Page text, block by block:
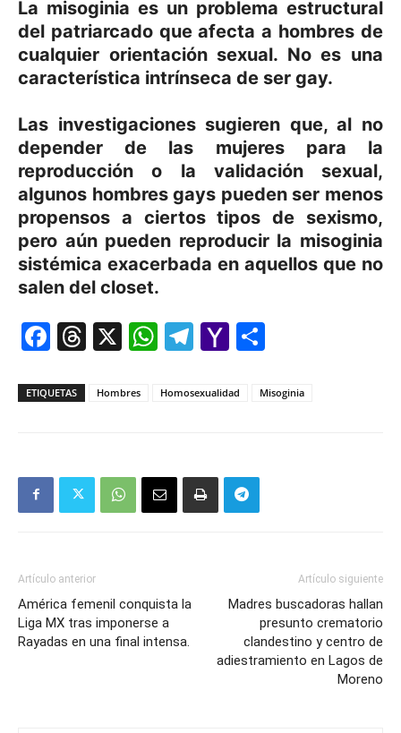
La misoginia es un problema estructural
del patriarcado que afecta a hombres de
cualquier orientación sexual. No es una
característica intrínseca de ser gay.
Las investigaciones sugieren que, al no
depender de las mujeres para la
reproducción o la validación sexual,
algunos hombres gays pueden ser menos
propensos a ciertos tipos de sexismo,
pero aún pueden reproducir la misoginia
sistémica exacerbada en aquellos que no
salen del closet.
Facebook
Threads
X WhatsApp
Telegram
Yahoo
ETIQUETAS Hombres Homosexualidad Misoginia
Artículo anterior
América femenil conquista la
Liga MX tras imponerse a
Rayadas en una final intensa.
Artículo siguiente
Madres buscadoras hallan
presunto crematorio
clandestino y centro de
adiestramiento en Lagos de
Moreno